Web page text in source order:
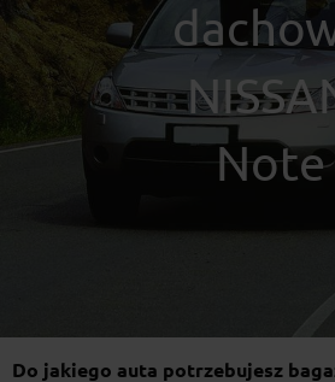
Note
Do jakiego auta potrzebujesz